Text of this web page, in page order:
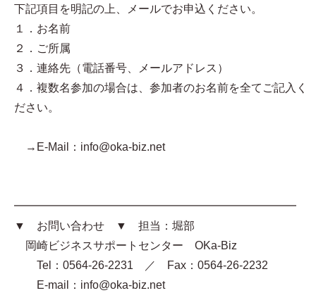
下記項目を明記の上、メールでお申込ください。
１．お名前
２．ご所属
３．連絡先（電話番号、メールアドレス）
４．複数名参加の場合は、参加者のお名前を全てご記入く
ださい。
→E-Mail：info@oka-biz.net
━━━━━━━━━━━━━━━━━━━━━━━━━
▼ お問い合わせ ▼ 担当：堀部
岡崎ビジネスサポートセンター OKa-Biz
Tel：0564-26-2231 ／ Fax：0564-26-2232
E-mail：info@oka-biz.net